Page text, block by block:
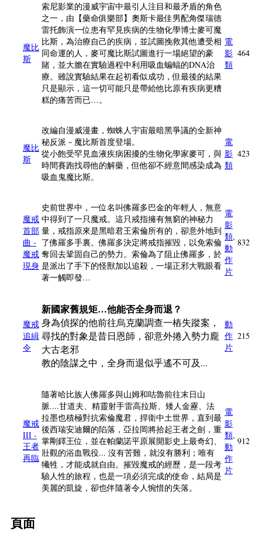
魔比
斯
索尼影業的漫威宇宙中最引人注目和最矛盾的角色
之一，由【藥命俱樂部】奧斯卡最佳男配角傑瑞德
雷托飾演一位患有罕見疾病的生物化學博士麥可魔
比斯，為治療自己的疾病，並試圖挽救其他遭受相
同命運的人，麥可魔比斯試圖進行一場絕望的豪
賭，並大膽在實驗過程中利用吸血蝙蝠的DNA治
療。雖說實驗結果在起初看似成功，但最後的結果
只是顯示，這一切可能只是帶給他比原有疾病更糟
糕的痛苦而已…。
電
影
類
464
魔比
斯
改編自漫威漫畫，蜘蛛人宇宙最暗黑爭議的全新神
秘反派－魔比斯首度登場。
從小飽受罕見血液疾病困擾的生物化學家麥可，與
時間賽跑找尋他的解藥，但他卻不經意間感染成為
吸血鬼魔比斯。
電
影
類
423
魔戒
首部
曲 -
魔戒
現身
史前世界中，一位名叫佛羅多巴金的年輕人，無意
中得到了一只魔戒。這只戒指擁有無窮的神秘力
量，戒指原來是黑暗君王索倫所有的，卻意外地到
了佛羅多手裏。佛羅多決定將戒指摧毀，以免索倫
奪回去鞏固自己的勢力。索倫為了阻止佛羅多，於
是派出了手下的怪獸加以追殺，一場正邪大戰眼看
著一觸即發…
電
影
類,
動
作
片
832
魔戒
追緝
令
新國家舊規矩…他能否全身而退？
身為偵探的他前往烏克蘭調查一樁失蹤案，
尋找的對象是昔日恩師，卻意外捲入勢力龐
大古老邪
教的陰謀之中，全身而退似乎遙不可及...
動
作
片
215
魔戒
III -
王者
再臨
隨著哈比族人佛羅多與山姆和咕魯前往末日山
脈....甘道夫、精靈射手雷高拉斯、矮人金靂、法
拉墨也積極對抗索倫魔君，捍衛中土世界，直到最
後西瑞安迪爾的陷落，亞拉岡將拾起王者之劍，重
掌剛鐸王位，並在帕蘭諾平原展開影史上最奇幻、
壯觀的浴血戰役... 沒有苦難，就沒有勝利；唯有
犧牲，才能成就自由。摧毀魔戒的經歷，是一段考
驗人性的旅程，也是一項必須完成的使命，結局是
美麗的凱旋，卻也伴隨著令人惋惜的失落。
電
影
類,
動
作
片
912
頁面